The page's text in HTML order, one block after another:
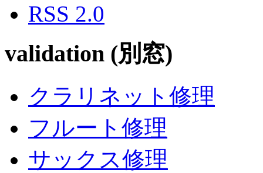
RSS 2.0
validation (別窓)
クラリネット修理
フルート修理
サックス修理